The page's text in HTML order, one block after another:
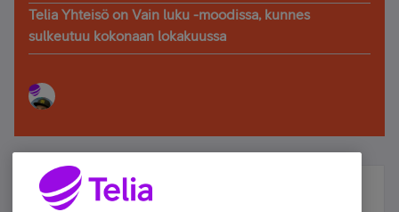
Telia Yhteisö on Vain luku -moodissa, kunnes
sulkeutuu kokonaan lokakuussa
Älä jää paitsi – osallistu ja voita!